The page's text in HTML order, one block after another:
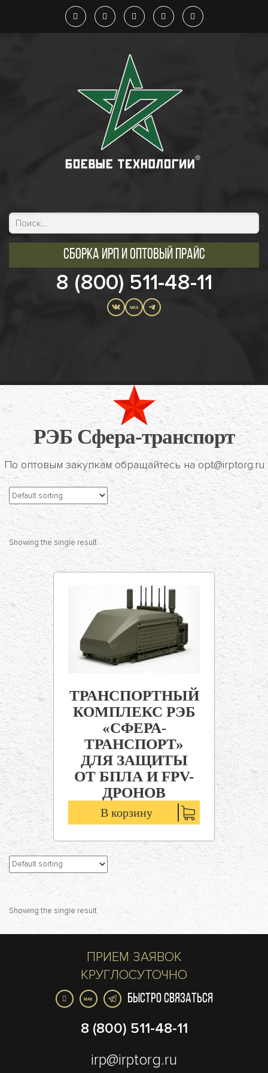
Сборка ИРП и оптовый прайс
8 (800) 511-48-11
MAX
РЭБ Сфера-транспорт
По оптовым закупкам обращайтесь на opt@irptorg.ru
Showing the single result
ТРАНСПОРТНЫЙ
КОМПЛЕКС РЭБ
«СФЕРА-
ТРАНСПОРТ»
ДЛЯ ЗАЩИТЫ
ОТ БПЛА И FPV-
ДРОНОВ
В корзину
Showing the single result
ПРИЕМ ЗАЯВОК
КРУГЛОСУТОЧНО
MAX БЫСТРО СВЯЗАТЬСЯ
8 (800) 511-48-11
irp@irptorg.ru